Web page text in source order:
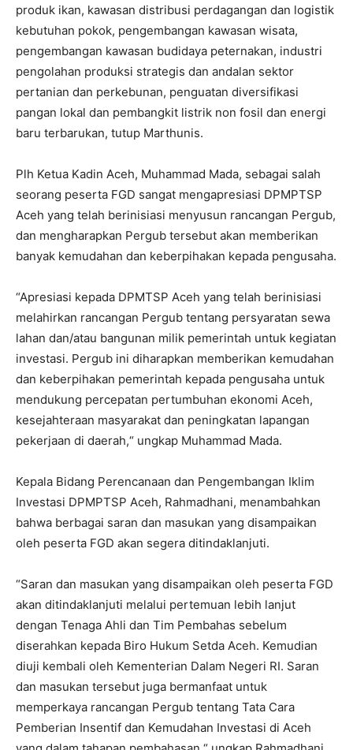
produk ikan, kawasan distribusi perdagangan dan logistik
kebutuhan pokok, pengembangan kawasan wisata,
pengembangan kawasan budidaya peternakan, industri
pengolahan produksi strategis dan andalan sektor
pertanian dan perkebunan, penguatan diversifikasi
pangan lokal dan pembangkit listrik non fosil dan energi
baru terbarukan, tutup Marthunis.
Plh Ketua Kadin Aceh, Muhammad Mada, sebagai salah
seorang peserta FGD sangat mengapresiasi DPMPTSP
Aceh yang telah berinisiasi menyusun rancangan Pergub,
dan mengharapkan Pergub tersebut akan memberikan
banyak kemudahan dan keberpihakan kepada pengusaha.
“Apresiasi kepada DPMTSP Aceh yang telah berinisiasi
melahirkan rancangan Pergub tentang persyaratan sewa
lahan dan/atau bangunan milik pemerintah untuk kegiatan
investasi. Pergub ini diharapkan memberikan kemudahan
dan keberpihakan pemerintah kepada pengusaha untuk
mendukung percepatan pertumbuhan ekonomi Aceh,
kesejahteraan masyarakat dan peningkatan lapangan
pekerjaan di daerah,“ ungkap Muhammad Mada.
Kepala Bidang Perencanaan dan Pengembangan Iklim
Investasi DPMPTSP Aceh, Rahmadhani, menambahkan
bahwa berbagai saran dan masukan yang disampaikan
oleh peserta FGD akan segera ditindaklanjuti.
“Saran dan masukan yang disampaikan oleh peserta FGD
akan ditindaklanjuti melalui pertemuan lebih lanjut
dengan Tenaga Ahli dan Tim Pembahas sebelum
diserahkan kepada Biro Hukum Setda Aceh. Kemudian
diuji kembali oleh Kementerian Dalam Negeri RI. Saran
dan masukan tersebut juga bermanfaat untuk
memperkaya rancangan Pergub tentang Tata Cara
Pemberian Insentif dan Kemudahan Investasi di Aceh